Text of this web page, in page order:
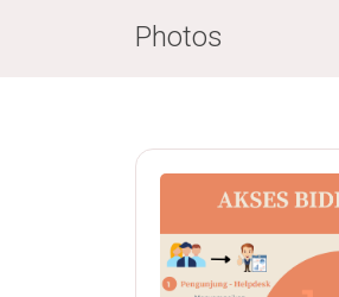
Photos